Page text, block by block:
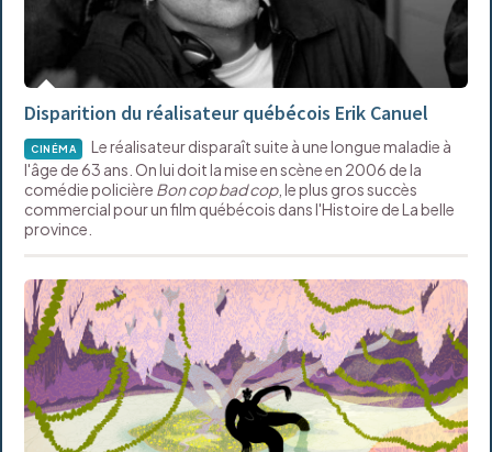
Disparition du réalisateur québécois Erik Canuel
CINÉMA
Le réalisateur disparaît suite à une longue maladie à
l'âge de 63 ans. On lui doit la mise en scène en 2006 de la
comédie policière Bon cop bad cop, le plus gros succès
commercial pour un film québécois dans l'Histoire de La belle
province.